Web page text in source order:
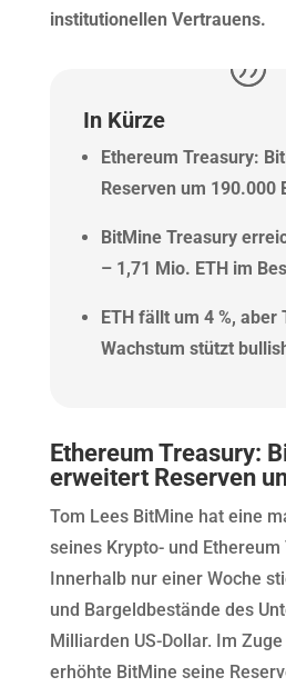
institutionellen Vertrauens.
In Kürze
Ethereum Treasury:
Reserven um 190.000
BitMine Treasury
– 1,71 Mio. ETH im
ETH fällt um 4 %, aber
Wachstum stützt
Ethereum Treasury:
erweitert Reserven
Tom Lees BitMine hat eine
seines Krypto- und
Innerhalb nur einer Woche
und Bargeldbestände des
Milliarden US-Dollar. Im
erhöhte BitMine seine